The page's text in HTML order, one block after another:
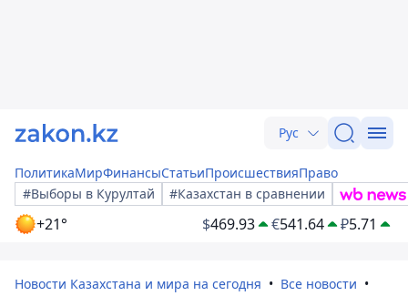
Рус
ПолитикаМирФинансыСтатьиПроисшествияПраво
#Выборы в Курултай
#Казахстан в сравнении
+21° $469.93 €541.64 ₽5.71
Новости Казахстана и мира на сегодня
Все новости